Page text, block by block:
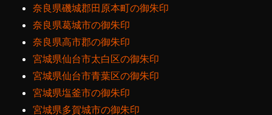
奈良県磯城郡田原本町の御朱印
奈良県葛城市の御朱印
奈良県高市郡の御朱印
宮城県仙台市太白区の御朱印
宮城県仙台市青葉区の御朱印
宮城県塩釜市の御朱印
宮城県多賀城市の御朱印